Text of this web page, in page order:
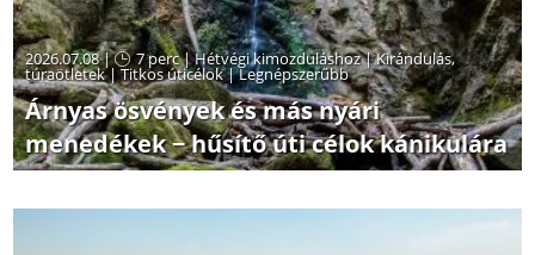
2026.07.08 | 7 perc|Hétvégi kimozduláshoz|Kirándulás,
túraötletek|Titkos úticélok|Legnépszerűbb
Árnyas ösvények és más nyári
menedékek − hűsítő úti célok kánikulára